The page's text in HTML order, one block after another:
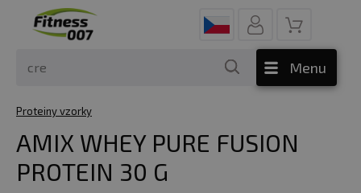
Menu
Proteiny vzorky
AMIX WHEY PURE FUSION
PROTEIN 30 G